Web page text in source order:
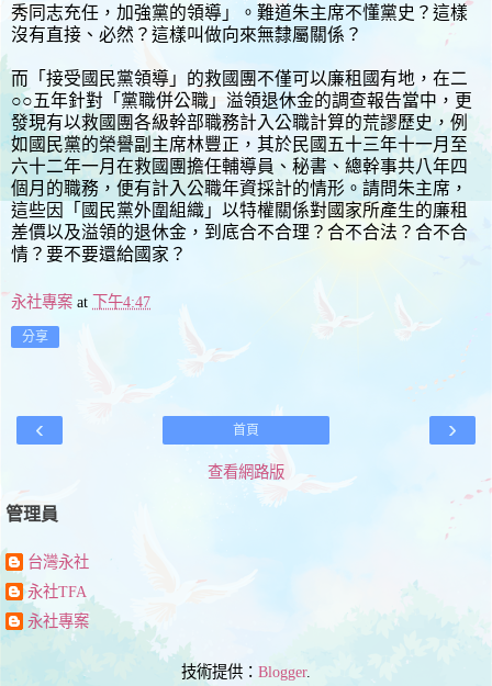
秀同志充任，加強黨的領導」。難道朱主席不懂黨史？這樣
沒有直接、必然？這樣叫做向來無隸屬關係？
而「接受國民黨領導」的救國團不僅可以廉租國有地，在二
○○五年針對「黨職併公職」溢領退休金的調查報告當中，更
發現有以救國團各級幹部職務計入公職計算的荒謬歷史，例
如國民黨的榮譽副主席林豐正，其於民國五十三年十一月至
六十二年一月在救國團擔任輔導員、秘書、總幹事共八年四
個月的職務，便有計入公職年資採計的情形。請問朱主席，
這些因「國民黨外圍組織」以特權關係對國家所產生的廉租
差價以及溢領的退休金，到底合不合理？合不合法？合不合
情？要不要還給國家？
永社專案 at 下午4:47
分享
‹ ›
首頁
查看網路版
管理員
台灣永社
永社TFA
永社專案
技術提供： Blogger.